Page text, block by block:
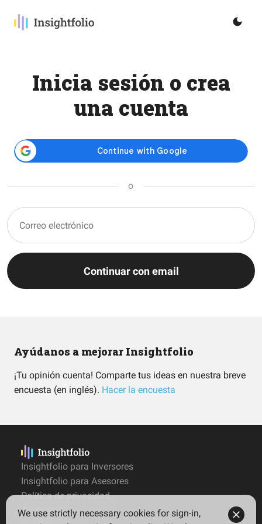
Inicia sesión o crea
una cuenta
o
Continuar con email
Ayúdanos a mejorar Insightfolio
¡Tu opinión cuenta! Comparte tus ideas en nuestra breve
encuesta (en inglés). Hacer la encuesta
Insightfolio para Inversores
Insightfolio para Asesores
Política de privacidad
Términos
We use strictly necessary cookies for sign-in,